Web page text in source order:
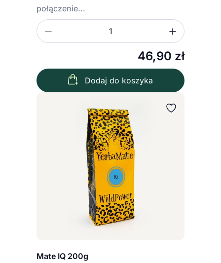
połączenie...
46,90 zł
Zmniejsz ilość
Dodaj do koszyka
Mate IQ 200g